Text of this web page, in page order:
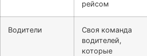
рейсом
Водители
Своя команда
водителей,
которые